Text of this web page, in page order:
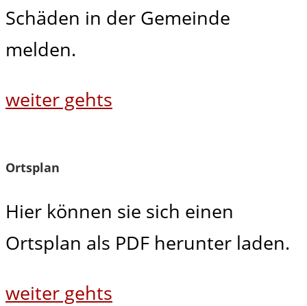
Schäden in der Gemeinde
melden.
weiter gehts
Ortsplan
Hier können sie sich einen
Ortsplan als PDF herunter laden.
weiter gehts